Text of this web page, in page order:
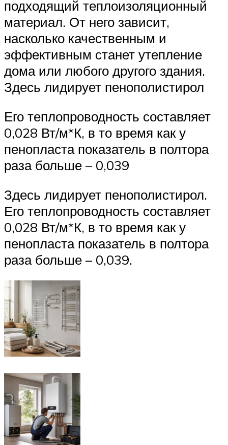
подходящий теплоизоляционный
материал. От него зависит,
насколько качественным и
эффективным станет утепление
дома или любого другого здания.
Здесь лидирует пенополистирол
Его теплопроводность составляет
0,028 Вт/м*К, в то время как у
пенопласта показатель в полтора
раза больше – 0,039
Здесь лидирует пенополистирол.
Его теплопроводность составляет
0,028 Вт/м*К, в то время как у
пенопласта показатель в полтора
раза больше – 0,039.